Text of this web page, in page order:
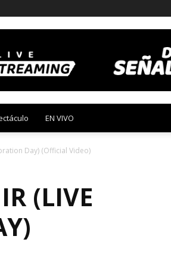
EN VIVO
Day) (Official Video)
(LIVE